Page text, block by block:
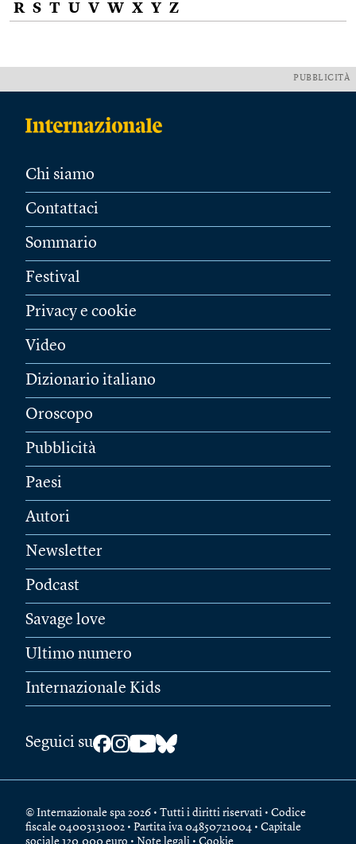
R S T U V W X Y Z
PUBBLICITÀ
Chi siamo
Contattaci
Sommario
Festival
Privacy e cookie
Video
Dizionario italiano
Oroscopo
Pubblicità
Paesi
Autori
Newsletter
Podcast
Savage love
Ultimo numero
Internazionale Kids
Seguici su
© Internazionale spa 2026 • Tutti i diritti riservati • Codice
fiscale 04003131002 • Partita iva 04850721004 • Capitale
sociale 120.000 euro • Note legali • Cookie